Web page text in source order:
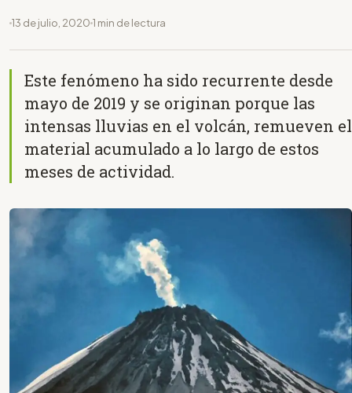
13 de julio, 2020 1 min de lectura
Este fenómeno ha sido recurrente desde
mayo de 2019 y se originan porque las
intensas lluvias en el volcán, remueven el
material acumulado a lo largo de estos
meses de actividad.